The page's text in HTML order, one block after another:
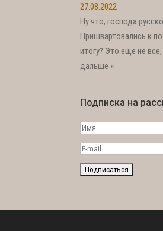
27.08.2022
Ну что, господа
Пришвартовались к
итогу? Это еще не
дальше »
Подписка на